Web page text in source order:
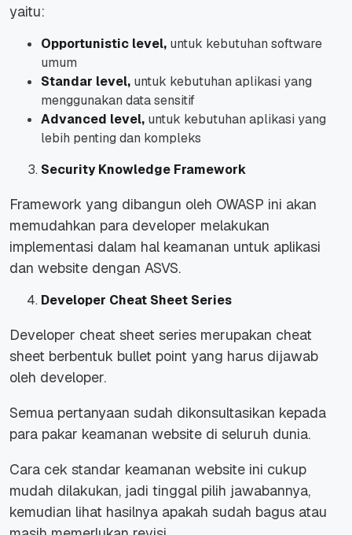
yaitu:
Opportunistic level, untuk kebutuhan software
umum
Standar level, untuk kebutuhan aplikasi yang
menggunakan data sensitif
Advanced level, untuk kebutuhan aplikasi yang
lebih penting dan kompleks
Security Knowledge Framework
Framework yang dibangun oleh OWASP ini akan
memudahkan para developer melakukan
implementasi dalam hal keamanan untuk aplikasi
dan website dengan ASVS.
Developer Cheat Sheet Series
Developer cheat sheet series merupakan cheat
sheet berbentuk bullet point yang harus dijawab
oleh developer.
Semua pertanyaan sudah dikonsultasikan kepada
para pakar keamanan website di seluruh dunia.
Cara cek standar keamanan website ini cukup
mudah dilakukan, jadi tinggal pilih jawabannya,
kemudian lihat hasilnya apakah sudah bagus atau